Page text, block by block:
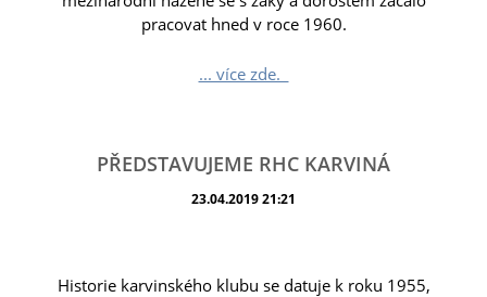
pracovat hned v roce 1960.
... více zde.
PŘEDSTAVUJEME RHC KARVINÁ
23.04.2019 21:21
Historie karvinského klubu se datuje k roku 1955,